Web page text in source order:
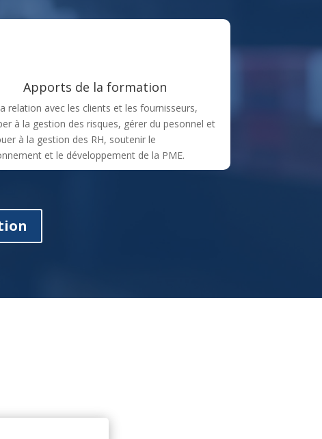
Apports de la formation
relation avec les clients et les fournisseurs,
à la gestion des risques, gérer du pesonnel et
à la gestion des RH, soutenir le
et le développement de la PME.